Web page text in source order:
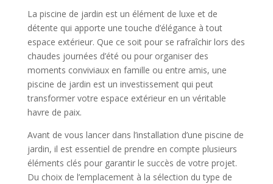
La piscine de jardin est un élément de luxe et de
détente qui apporte une touche d’élégance à tout
espace extérieur. Que ce soit pour se rafraîchir lors des
chaudes journées d’été ou pour organiser des
moments conviviaux en famille ou entre amis, une
piscine de jardin est un investissement qui peut
transformer votre espace extérieur en un véritable
havre de paix.
Avant de vous lancer dans l’installation d’une piscine de
jardin, il est essentiel de prendre en compte plusieurs
éléments clés pour garantir le succès de votre projet.
Du choix de l’emplacement à la sélection du type de